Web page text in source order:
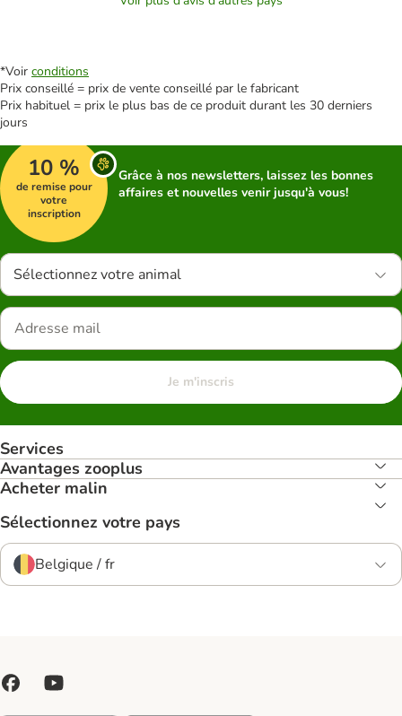
*Voir conditions
Prix conseillé = prix de vente conseillé par le fabricant
Prix habituel = prix le plus bas de ce produit durant les 30 derniers
jours
10 %
de remise pour
votre
inscription
Grâce à nos newsletters, laissez les bonnes
affaires et nouvelles venir jusqu'à vous!
Sélectionnez votre animal
Je m'inscris
Services
Avantages zooplus
Acheter malin
Sélectionnez votre pays
Belgique / fr